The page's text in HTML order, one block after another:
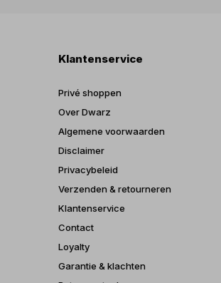
Klantenservice
Privé shoppen
Over Dwarz
Algemene voorwaarden
Disclaimer
Privacybeleid
Verzenden & retourneren
Klantenservice
Contact
Loyalty
Garantie & klachten